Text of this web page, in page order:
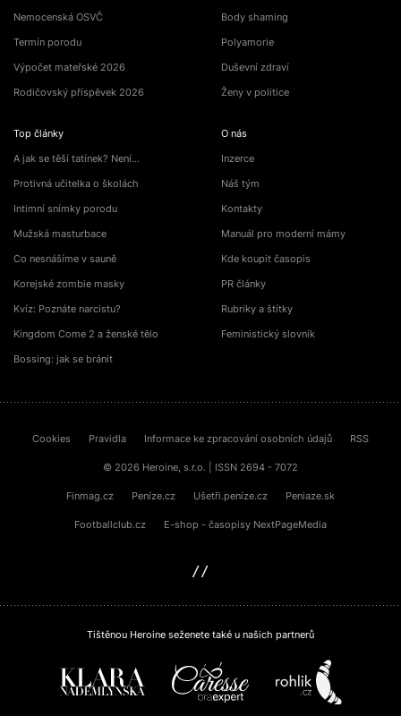
Nemocenská OSVČ
Termín porodu
Výpočet mateřské 2026
Rodičovský příspěvek 2026
Top články
A jak se těší tatínek? Není…
Protivná učitelka o školách
Intimní snímky porodu
Mužská masturbace
Co nesnášíme v sauně
Korejské zombie masky
Kvíz: Poznáte narcistu?
Kingdom Come 2 a ženské tělo
Bossing: jak se bránit
Body shaming
Polyamorie
Duševní zdraví
Ženy v politice
O nás
Inzerce
Náš tým
Kontakty
Manuál pro moderní mámy
Kde koupit časopis
PR články
Rubriky a štítky
Feministický slovník
Cookies Pravidla Informace ke zpracování osobních údajů RSS
© 2026 Heroine, s.r.o. | ISSN 2694 - 7072
Finmag.cz Peníze.cz Ušetři.peníze.cz Peniaze.sk
Footballclub.cz E-shop - časopisy NextPageMedia
Tištěnou Heroine seženete také u našich partnerů